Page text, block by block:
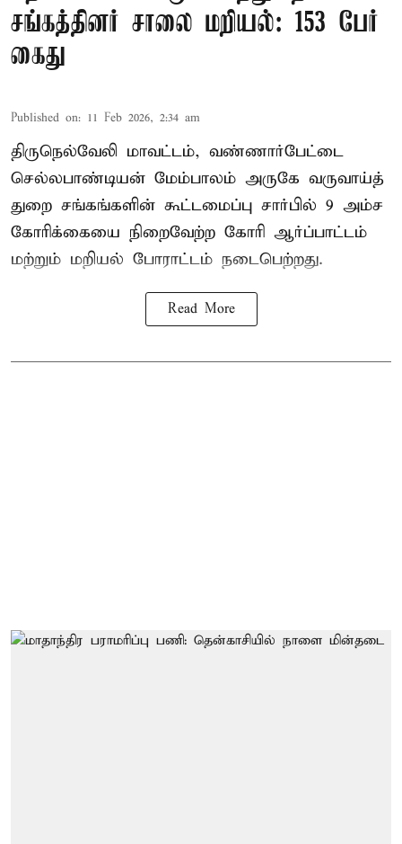
சங்கத்தினர் சாலை மறியல்: 153 பேர்
கைது
Published on: 11 Feb 2026, 2:34 am
திருநெல்வேலி மாவட்டம், வண்ணார்பேட்டை
செல்லபாண்டியன் மேம்பாலம் அருகே வருவாய்த்
துறை சங்கங்களின் கூட்டமைப்பு சார்பில் 9 அம்ச
கோரிக்கையை நிறைவேற்ற கோரி ஆர்ப்பாட்டம்
மற்றும் மறியல் போராட்டம் நடைபெற்றது.
Read More